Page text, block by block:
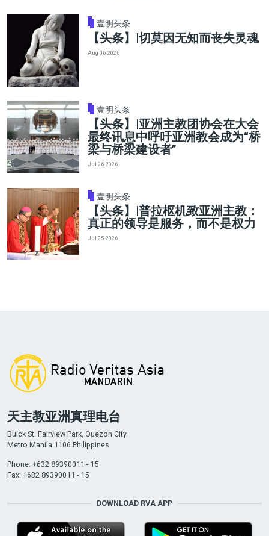
壹明头条
【头条】|切莫因无知而丧失灵魂
Aug 06, 2026
壹明头条
【头条】|亚洲主教团协会在大会
最终讯息中呼吁亚洲教会成为“桥
梁与桥梁建设者”
Jul 26, 2026
壹明头条
【头条】|普拉枢机致亚洲主教：
真正的领导是服务，而不是权力
Jul 25, 2026
天主教亚洲真理电台
Buick St. Fairview Park, Quezon City
Metro Manila 1106 Philippines
Phone: +632 89390011 - 15
Fax: +632 89390011 - 15
DOWNLOAD RVA APP